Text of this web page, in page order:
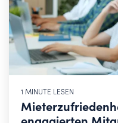
1 MINUTE LESEN